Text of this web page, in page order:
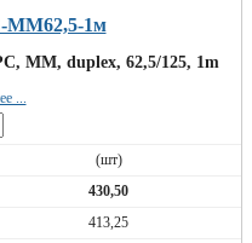
MM62,5-1м
MM, duplex, 62,5/125, 1m
...
(шт)
430,50
413,25